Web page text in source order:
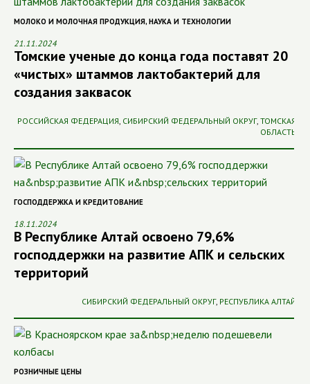
МОЛОКО И МОЛОЧНАЯ ПРОДУКЦИЯ, НАУКА И ТЕХНОЛОГИИ
21.11.2024
Томские ученые до конца года поставят 20
«чистых» штаммов лактобактерий для
создания заквасок
РОССИЙСКАЯ ФЕДЕРАЦИЯ СИБИРСКИЙ ФЕДЕРАЛЬНЫЙ ОКРУГ, ТОМСКАЯ
ОБЛАСТЬ
ГОСПОДДЕРЖКА И КРЕДИТОВАНИЕ
18.11.2024
В Республике Алтай освоено 79,6%
господдержки на развитие АПК и сельских
территорий
СИБИРСКИЙ ФЕДЕРАЛЬНЫЙ ОКРУГ, РЕСПУБЛИКА АЛТАЙ
РОЗНИЧНЫЕ ЦЕНЫ